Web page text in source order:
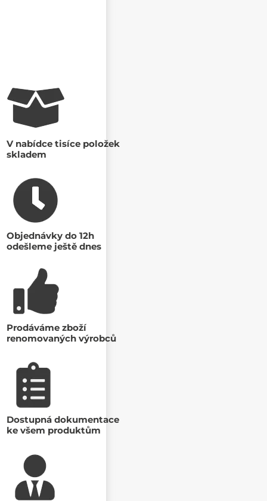
V nabídce tisíce položek
skladem
Objednávky do 12h
odešleme ještě dnes
Prodáváme zboží
renomovaných výrobců
Dostupná dokumentace
ke všem produktům